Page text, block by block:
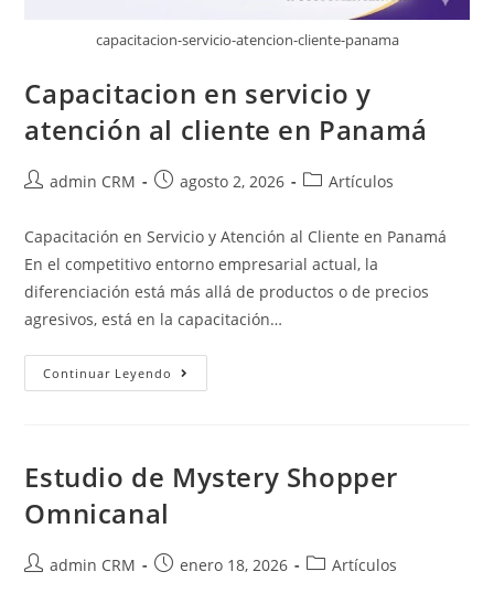
capacitacion-servicio-atencion-cliente-panama
Capacitacion en servicio y
atención al cliente en Panamá
admin CRM agosto 2, 2026 Artículos
Capacitación en Servicio y Atención al Cliente en Panamá
En el competitivo entorno empresarial actual, la
diferenciación está más allá de productos o de precios
agresivos, está en la capacitación…
Continuar Leyendo
Estudio de Mystery Shopper
Omnicanal
admin CRM enero 18, 2026 Artículos